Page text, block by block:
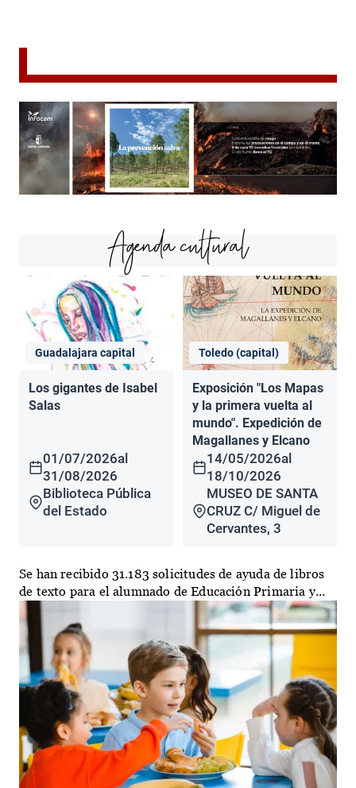
Agenda cultural
Guadalajara capital
Los gigantes de Isabel
Salas
01/07/2026al
31/08/2026
Biblioteca Pública
del Estado
Toledo (capital)
Exposición "Los Mapas
y la primera vuelta al
mundo". Expedición de
Magallanes y Elcano
14/05/2026al
18/10/2026
MUSEO DE SANTA
CRUZ C/ Miguel de
Cervantes, 3
Se han recibido 31.183 solicitudes de ayuda de libros
de texto para el alumnado de Educación Primaria y...